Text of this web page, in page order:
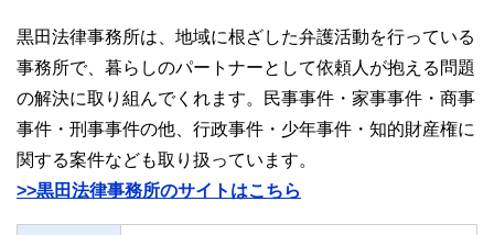
黒田法律事務所は、地域に根ざした弁護活動を行っている
事務所で、暮らしのパートナーとして依頼人が抱える問題
の解決に取り組んでくれます。民事事件・家事事件・商事
事件・刑事事件の他、行政事件・少年事件・知的財産権に
関する案件なども取り扱っています。
>>黒田法律事務所のサイトはこちら